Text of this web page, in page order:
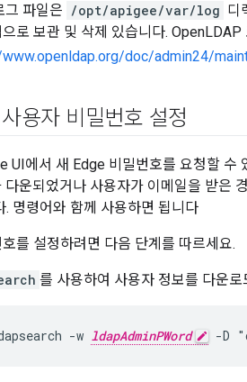
그 파일은 /opt/apigee/var/log 디
로 보관 및 삭제 있습니다.
doc/admin24/
용자 비밀번호 설정
UI에서 새 Edge 비밀번호를 요청할 수
운되었거나 사용자가 이메일을 받은
. 명령어와 함께 사용하면 됩니다
를 설정하려면 다음 단계를 따르세요.
를 사용하여 사용자 정보를 다운로
-w ldapAdminPWord -D